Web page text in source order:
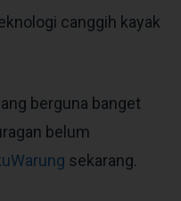
canggih kayak
berguna banget
belum
sekarang.